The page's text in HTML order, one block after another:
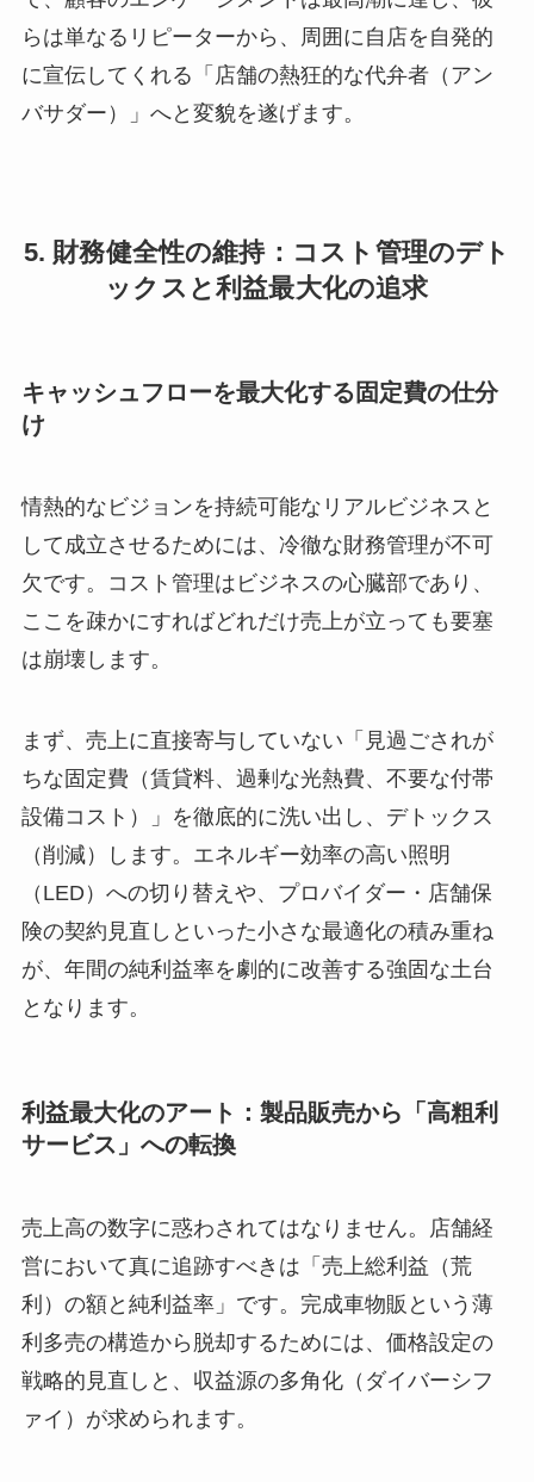
らは単なるリピーターから、周囲に自店を自発的
に宣伝してくれる「店舗の熱狂的な代弁者（アン
バサダー）」へと変貌を遂げます。
5. 財務健全性の維持：コスト管理のデト
ックスと利益最大化の追求
キャッシュフローを最大化する固定費の仕分
け
情熱的なビジョンを持続可能なリアルビジネスと
して成立させるためには、冷徹な財務管理が不可
欠です。コスト管理はビジネスの心臓部であり、
ここを疎かにすればどれだけ売上が立っても要塞
は崩壊します。
まず、売上に直接寄与していない「見過ごされが
ちな固定費（賃貸料、過剰な光熱費、不要な付帯
設備コスト）」を徹底的に洗い出し、デトックス
（削減）します。エネルギー効率の高い照明
（LED）への切り替えや、プロバイダー・店舗保
険の契約見直しといった小さな最適化の積み重ね
が、年間の純利益率を劇的に改善する強固な土台
となります。
利益最大化のアート：製品販売から「高粗利
サービス」への転換
売上高の数字に惑わされてはなりません。店舗経
営において真に追跡すべきは「売上総利益（荒
利）の額と純利益率」です。完成車物販という薄
利多売の構造から脱却するためには、価格設定の
戦略的見直しと、収益源の多角化（ダイバーシフ
ァイ）が求められます。